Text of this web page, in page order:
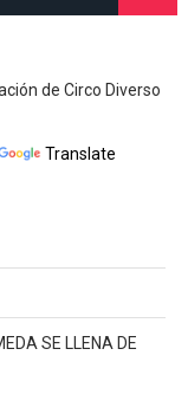
de Circo Diverso
Translate
SE LLENA DE